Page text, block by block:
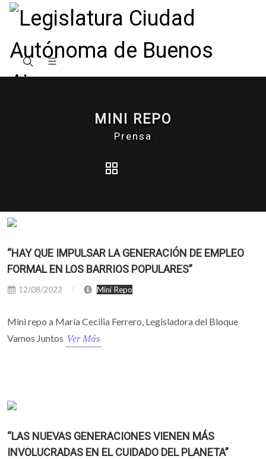
MINI REPO
Prensa
“HAY QUE IMPULSAR LA GENERACIÓN DE EMPLEO
FORMAL EN LOS BARRIOS POPULARES”
12/08/2022 Mini Repo
Mini repo a María Cecilia Ferrero, Legisladora del Bloque
Vamos Juntos Ver Más
“LAS NUEVAS GENERACIONES VIENEN MÁS
INVOLUCRADAS EN EL CUIDADO DEL PLANETA”